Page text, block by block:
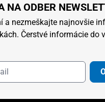
NA ODBER
a nezmeškajte najnovšie
Čerstvé informácie do